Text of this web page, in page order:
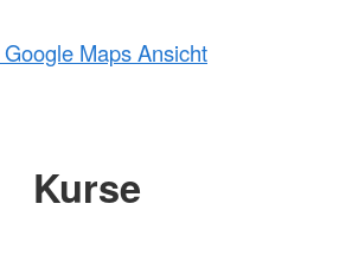
Maps Ansicht
Kurse